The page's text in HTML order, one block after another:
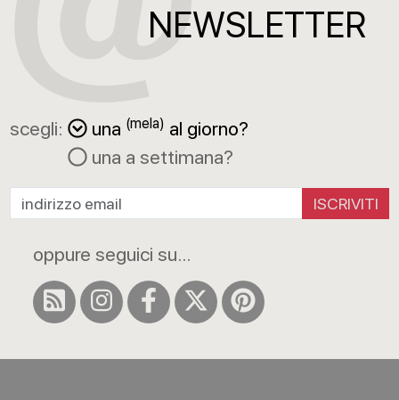
NEWSLETTER
scegli: una (mela) al giorno?
una a settimana?
ISCRIVITI
oppure seguici su...